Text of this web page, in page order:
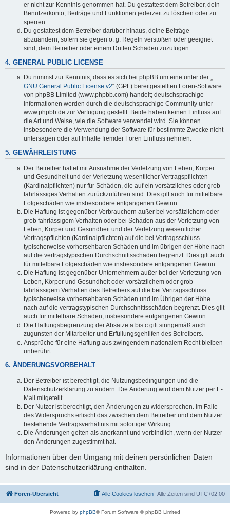
er nicht zur Kenntnis genommen hat. Du gestattest dem Betreiber, dein
Benutzerkonto, Beiträge und Funktionen jederzeit zu löschen oder zu
sperren.
Du gestattest dem Betreiber darüber hinaus, deine Beiträge
abzuändern, sofern sie gegen o. g. Regeln verstoßen oder geeignet
sind, dem Betreiber oder einem Dritten Schaden zuzufügen.
4. GENERAL PUBLIC LICENSE
Du nimmst zur Kenntnis, dass es sich bei phpBB um eine unter der „
GNU General Public License v2“ (GPL) bereitgestellten Foren-Software
von phpBB Limited (www.phpbb.com) handelt; deutschsprachige
Informationen werden durch die deutschsprachige Community unter
www.phpbb.de zur Verfügung gestellt. Beide haben keinen Einfluss auf
die Art und Weise, wie die Software verwendet wird. Sie können
insbesondere die Verwendung der Software für bestimmte Zwecke nicht
untersagen oder auf Inhalte fremder Foren Einfluss nehmen.
5. GEWÄHRLEISTUNG
Der Betreiber haftet mit Ausnahme der Verletzung von Leben, Körper
und Gesundheit und der Verletzung wesentlicher Vertragspflichten
(Kardinalpflichten) nur für Schäden, die auf ein vorsätzliches oder grob
fahrlässiges Verhalten zurückzuführen sind. Dies gilt auch für mittelbare
Folgeschäden wie insbesondere entgangenen Gewinn.
Die Haftung ist gegenüber Verbrauchern außer bei vorsätzlichem oder
grob fahrlässigem Verhalten oder bei Schäden aus der Verletzung von
Leben, Körper und Gesundheit und der Verletzung wesentlicher
Vertragspflichten (Kardinalpflichten) auf die bei Vertragsschluss
typischerweise vorhersehbaren Schäden und im übrigen der Höhe nach
auf die vertragstypischen Durchschnittsschäden begrenzt. Dies gilt auch
für mittelbare Folgeschäden wie insbesondere entgangenen Gewinn.
Die Haftung ist gegenüber Unternehmern außer bei der Verletzung von
Leben, Körper und Gesundheit oder vorsätzlichem oder grob
fahrlässigem Verhalten des Betreibers auf die bei Vertragsschluss
typischerweise vorhersehbaren Schäden und im Übrigen der Höhe
nach auf die vertragstypischen Durchschnittsschäden begrenzt. Dies gilt
auch für mittelbare Schäden, insbesondere entgangenen Gewinn.
Die Haftungsbegrenzung der Absätze a bis c gilt sinngemäß auch
zugunsten der Mitarbeiter und Erfüllungsgehilfen des Betreibers.
Ansprüche für eine Haftung aus zwingendem nationalem Recht bleiben
unberührt.
6. ÄNDERUNGSVORBEHALT
Der Betreiber ist berechtigt, die Nutzungsbedingungen und die
Datenschutzerklärung zu ändern. Die Änderung wird dem Nutzer per E-
Mail mitgeteilt.
Der Nutzer ist berechtigt, den Änderungen zu widersprechen. Im Falle
des Widerspruchs erlischt das zwischen dem Betreiber und dem Nutzer
bestehende Vertragsverhältnis mit sofortiger Wirkung.
Die Änderungen gelten als anerkannt und verbindlich, wenn der Nutzer
den Änderungen zugestimmt hat.
Informationen über den Umgang mit deinen persönlichen Daten
sind in der Datenschutzerklärung enthalten.
Foren-Übersicht Alle Zeiten sind UTC+02:00
Alle Cookies löschen
Powered by phpBB® Forum Software © phpBB Limited